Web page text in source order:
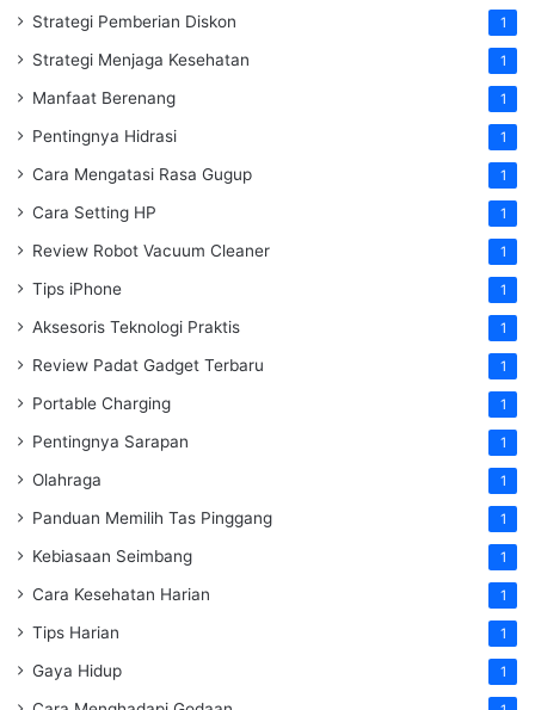
Strategi Pemberian Diskon 1
Strategi Menjaga Kesehatan 1
Manfaat Berenang 1
Pentingnya Hidrasi 1
Cara Mengatasi Rasa Gugup 1
Cara Setting HP 1
Review Robot Vacuum Cleaner 1
Tips iPhone 1
Aksesoris Teknologi Praktis 1
Review Padat Gadget Terbaru 1
Portable Charging 1
Pentingnya Sarapan 1
Olahraga 1
Panduan Memilih Tas Pinggang 1
Kebiasaan Seimbang 1
Cara Kesehatan Harian 1
Tips Harian 1
Gaya Hidup 1